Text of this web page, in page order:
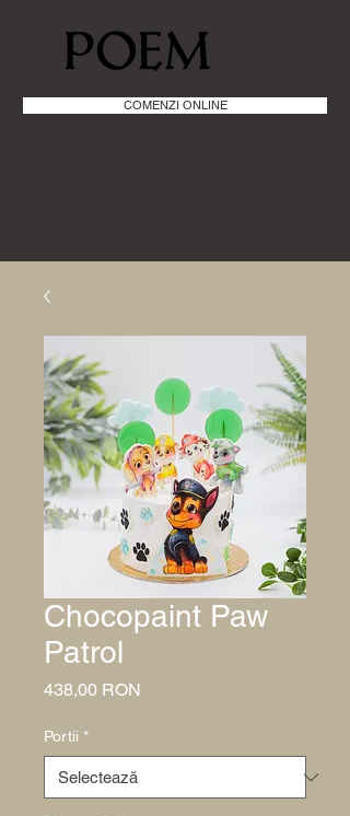
COMENZI ONLINE
Chocopaint Paw
Patrol
438,00 RON
Portii *